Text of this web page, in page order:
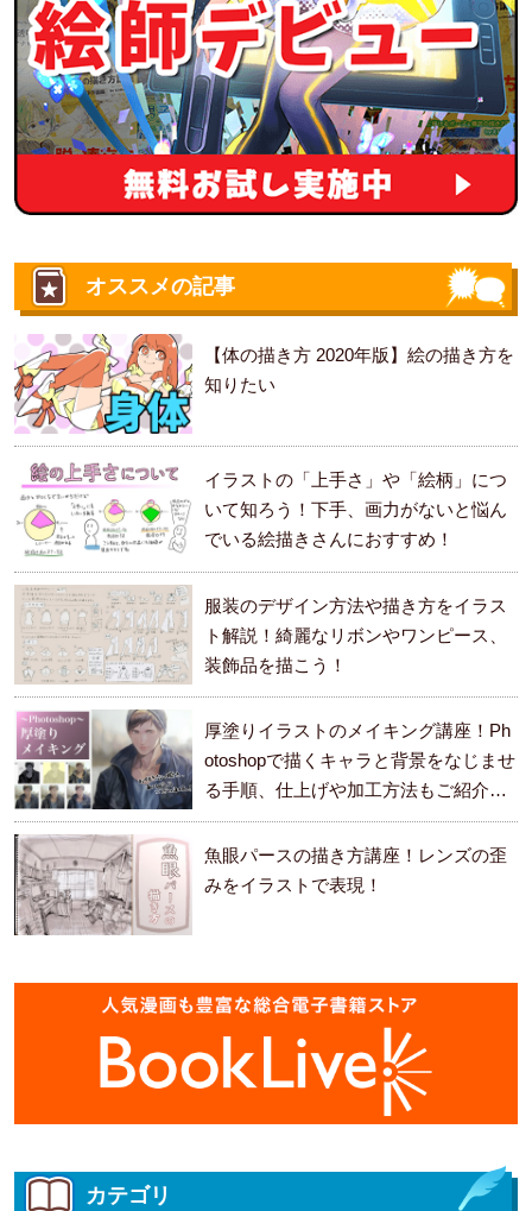
オススメの記事
【体の描き方 2020年版】絵の描き方を
知りたい
イラストの「上手さ」や「絵柄」につ
いて知ろう！下手、画力がないと悩ん
でいる絵描きさんにおすすめ！
服装のデザイン方法や描き方をイラス
ト解説！綺麗なリボンやワンピース、
装飾品を描こう！
厚塗りイラストのメイキング講座！Ph
otoshopで描くキャラと背景をなじませ
る手順、仕上げや加工方法もご紹介し
ます。
魚眼パースの描き方講座！レンズの歪
みをイラストで表現！
カテゴリ